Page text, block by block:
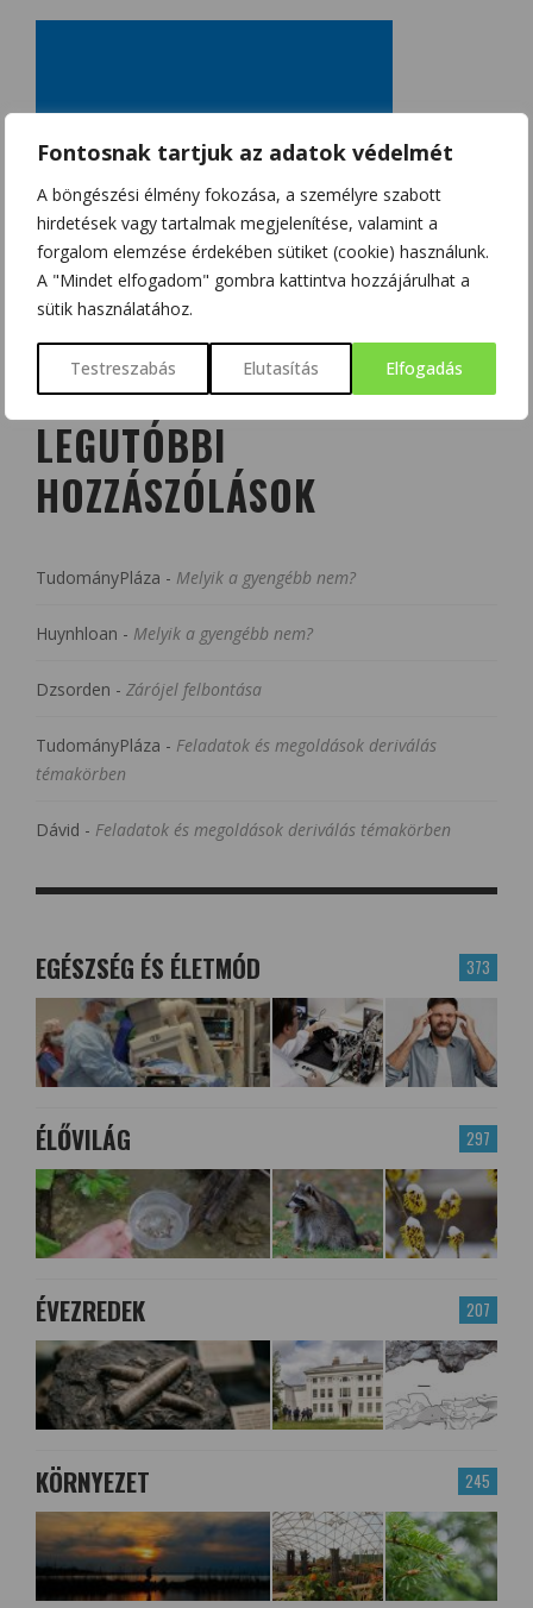
Fontosnak tartjuk az adatok védelmét
A böngészési élmény fokozása, a személyre szabott
hirdetések vagy tartalmak megjelenítése, valamint a
forgalom elemzése érdekében sütiket (cookie) használunk.
A "Mindet elfogadom" gombra kattintva hozzájárulhat a
sütik használatához.
Testreszabás Elutasítás Elfogadás
LEGUTÓBBI
HOZZÁSZÓLÁSOK
TudományPláza - Melyik a gyengébb nem?
Huynhloan - Melyik a gyengébb nem?
Dzsorden - Zárójel felbontása
TudományPláza - Feladatok és megoldások deriválás
témakörben
Dávid - Feladatok és megoldások deriválás témakörben
373
EGÉSZSÉG ÉS ÉLETMÓD
297
ÉLŐVILÁG
207
ÉVEZREDEK
245
KÖRNYEZET